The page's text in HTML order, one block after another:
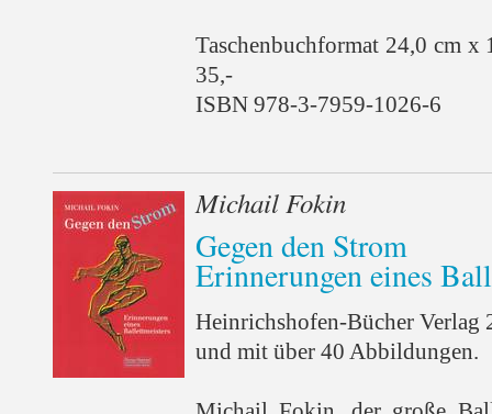
Taschenbuchformat 24,0 cm
35,-
ISBN 978-3-7959-1026-6
Michail Fokin
Gegen den Strom
Erinnerungen eines
Heinrichshofen-Bücher Verlag
und mit über 40 Abbildungen.